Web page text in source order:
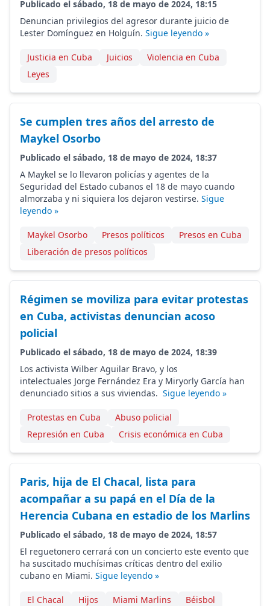
Publicado el sábado, 18 de mayo de 2024, 18:15
Denuncian privilegios del agresor durante juicio de
Lester Domínguez en Holguín. Sigue leyendo »
Justicia en Cuba Juicios
Violencia en Cuba
Leyes
Se cumplen tres años del arresto de
Maykel Osorbo
Publicado el sábado, 18 de mayo de 2024, 18:37
A Maykel se lo llevaron policías y agentes de la
Seguridad del Estado cubanos el 18 de mayo cuando
almorzaba y ni siquiera los dejaron vestirse. Sigue
leyendo »
Maykel Osorbo Presos políticos
Presos en Cuba
Liberación de presos políticos
Régimen se moviliza para evitar protestas
en Cuba, activistas denuncian acoso
policial
Publicado el sábado, 18 de mayo de 2024, 18:39
Los activista Wilber Aguilar Bravo, y los
intelectuales Jorge Fernández Era y Miryorly García han
denunciado sitios a sus viviendas. Sigue leyendo »
Protestas en Cuba
Abuso policial
Represión en Cuba
Crisis económica en Cuba
Paris, hija de El Chacal, lista para
acompañar a su papá en el Día de la
Herencia Cubana en estadio de los Marlins
Publicado el sábado, 18 de mayo de 2024, 18:57
El reguetonero cerrará con un concierto este evento que
ha suscitado muchísimas críticas dentro del exilio
cubano en Miami. Sigue leyendo »
El Chacal Hijos Miami Marlins Béisbol